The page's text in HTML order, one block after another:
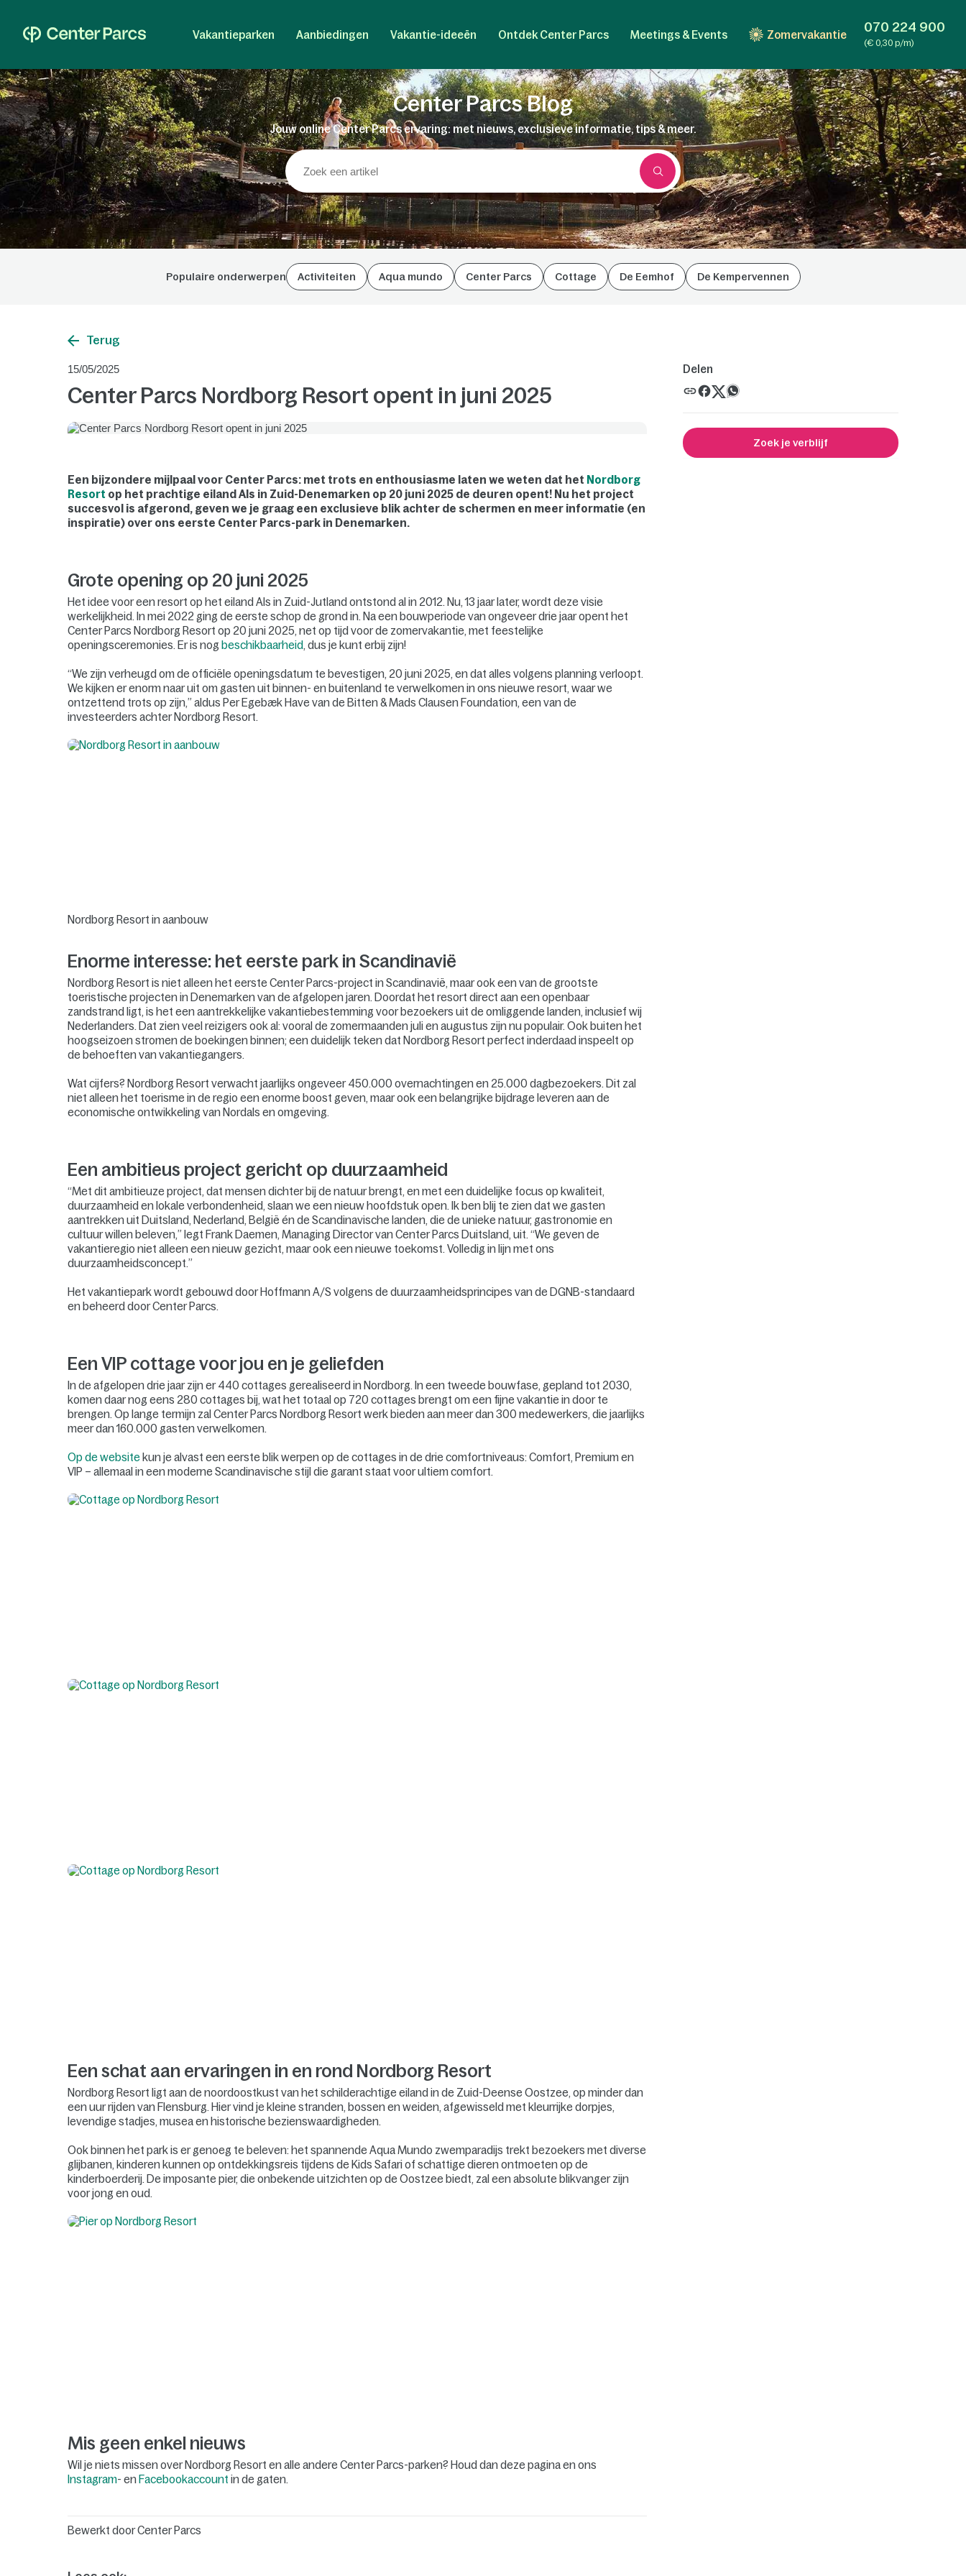
Vakantieparken Aanbiedingen Vakantie-ideeën Ontdek Center Parcs Meetings & Events Zomervakantie 070 224 900
(€ 0,30 p/m)
Center Parcs Blog
Jouw online Center Parcs ervaring: met nieuws, exclusieve informatie, tips & meer.
Populaire onderwerpen Activiteiten Aqua mundo Center Parcs Cottage De Eemhof De Kempervennen
Terug
15/05/2025
Center Parcs Nordborg Resort opent in juni 2025
Een bijzondere mijlpaal voor Center Parcs: met trots en enthousiasme laten we weten dat het Nordborg
Resort op het prachtige eiland Als in Zuid-Denemarken op 20 juni 2025 de deuren opent! Nu het project
succesvol is afgerond, geven we je graag een exclusieve blik achter de schermen en meer informatie (en
inspiratie) over ons eerste Center Parcs-park in Denemarken.
Grote opening op 20 juni 2025
Het idee voor een resort op het eiland Als in Zuid-Jutland ontstond al in 2012. Nu, 13 jaar later, wordt deze visie
werkelijkheid. In mei 2022 ging de eerste schop de grond in. Na een bouwperiode van ongeveer drie jaar opent het
Center Parcs Nordborg Resort op 20 juni 2025, net op tijd voor de zomervakantie, met feestelijke
openingsceremonies. Er is nog beschikbaarheid, dus je kunt erbij zijn!
“We zijn verheugd om de officiële openingsdatum te bevestigen, 20 juni 2025, en dat alles volgens planning verloopt.
We kijken er enorm naar uit om gasten uit binnen- en buitenland te verwelkomen in ons nieuwe resort, waar we
ontzettend trots op zijn,” aldus Per Egebæk Have van de Bitten & Mads Clausen Foundation, een van de
investeerders achter Nordborg Resort.
Nordborg Resort in aanbouw
Enorme interesse: het eerste park in Scandinavië
Nordborg Resort is niet alleen het eerste Center Parcs-project in Scandinavië, maar ook een van de grootste
toeristische projecten in Denemarken van de afgelopen jaren. Doordat het resort direct aan een openbaar
zandstrand ligt, is het een aantrekkelijke vakantiebestemming voor bezoekers uit de omliggende landen, inclusief wij
Nederlanders. Dat zien veel reizigers ook al: vooral de zomermaanden juli en augustus zijn nu populair. Ook buiten het
hoogseizoen stromen de boekingen binnen; een duidelijk teken dat Nordborg Resort perfect inderdaad inspeelt op
de behoeften van vakantiegangers.
Wat cijfers? Nordborg Resort verwacht jaarlijks ongeveer 450.000 overnachtingen en 25.000 dagbezoekers. Dit zal
niet alleen het toerisme in de regio een enorme boost geven, maar ook een belangrijke bijdrage leveren aan de
economische ontwikkeling van Nordals en omgeving.
Een ambitieus project gericht op duurzaamheid
“Met dit ambitieuze project, dat mensen dichter bij de natuur brengt, en met een duidelijke focus op kwaliteit,
duurzaamheid en lokale verbondenheid, slaan we een nieuw hoofdstuk open. Ik ben blij te zien dat we gasten
aantrekken uit Duitsland, Nederland, België én de Scandinavische landen, die de unieke natuur, gastronomie en
cultuur willen beleven,” legt Frank Daemen, Managing Director van Center Parcs Duitsland, uit. “We geven de
vakantieregio niet alleen een nieuw gezicht, maar ook een nieuwe toekomst. Volledig in lijn met ons
duurzaamheidsconcept.”
Het vakantiepark wordt gebouwd door Hoffmann A/S volgens de duurzaamheidsprincipes van de DGNB-standaard
en beheerd door Center Parcs.
Een VIP cottage voor jou en je geliefden
In de afgelopen drie jaar zijn er 440 cottages gerealiseerd in Nordborg. In een tweede bouwfase, gepland tot 2030,
komen daar nog eens 280 cottages bij, wat het totaal op 720 cottages brengt om een fijne vakantie in door te
brengen. Op lange termijn zal Center Parcs Nordborg Resort werk bieden aan meer dan 300 medewerkers, die jaarlijks
meer dan 160.000 gasten verwelkomen.
Op de website kun je alvast een eerste blik werpen op de cottages in de drie comfortniveaus: Comfort, Premium en
VIP – allemaal in een moderne Scandinavische stijl die garant staat voor ultiem comfort.
Een schat aan ervaringen in en rond Nordborg Resort
Nordborg Resort ligt aan de noordoostkust van het schilderachtige eiland in de Zuid-Deense Oostzee, op minder dan
een uur rijden van Flensburg. Hier vind je kleine stranden, bossen en weiden, afgewisseld met kleurrijke dorpjes,
levendige stadjes, musea en historische bezienswaardigheden.
Ook binnen het park is er genoeg te beleven: het spannende Aqua Mundo zwemparadijs trekt bezoekers met diverse
glijbanen, kinderen kunnen op ontdekkingsreis tijdens de Kids Safari of schattige dieren ontmoeten op de
kinderboerderij. De imposante pier, die onbekende uitzichten op de Oostzee biedt, zal een absolute blikvanger zijn
voor jong en oud.
Mis geen enkel nieuws
Wil je niets missen over Nordborg Resort en alle andere Center Parcs-parken? Houd dan deze pagina en ons
Instagram- en Facebookaccount in de gaten.
Bewerkt doorCenter Parcs
Delen
Zoek je verblijf